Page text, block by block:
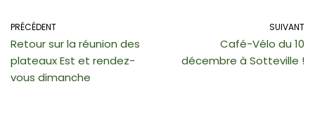
PRÉCÉDENT
Retour sur la réunion des
plateaux Est et rendez-
vous dimanche
SUIVANT
Café-Vélo du 10
décembre à Sotteville !